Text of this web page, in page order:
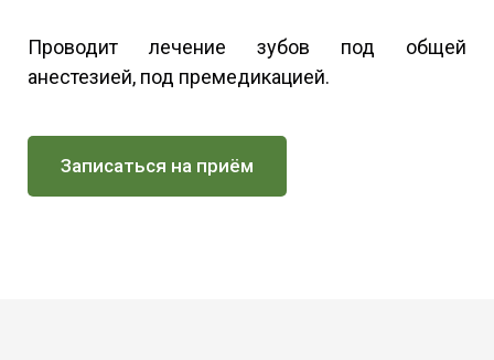
Проводит лечение зубов под общей
анестезией, под премедикацией.
Записаться на приём